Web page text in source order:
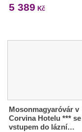
5 389 Kč
Mosonmagyaróvár v
Corvina Hotelu *** se
vstupem do lázní…